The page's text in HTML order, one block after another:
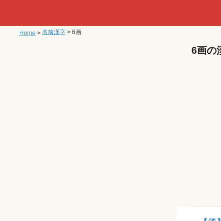
Home > 名前漢字 > 6画
6画の